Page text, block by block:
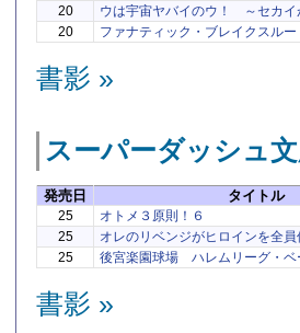
20
ウは宇宙ヤバイのウ！ ～セカイ
20
ファナティック・ブレイクスルー
書影 »
スーパーダッシュ
発売日 タイトル
25
オトメ３原則！６
25
オレのリベンジがヒロインを全員
25
後宮楽園球場 ハレムリーグ・ベ
書影 »